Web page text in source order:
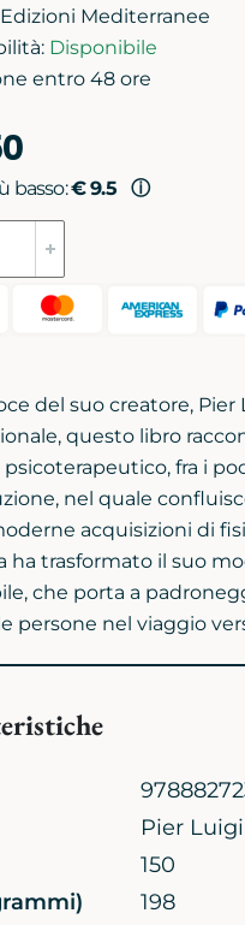
Edizioni Mediterranee
Disponibile
entro 48 ore
basso:€ 9.5 ⓘ
del suo creatore,
questo libro
fra i
nel quale
acquisizioni di
ha trasformato il suo
che porta a
persone nel viaggio
Pier
150
198